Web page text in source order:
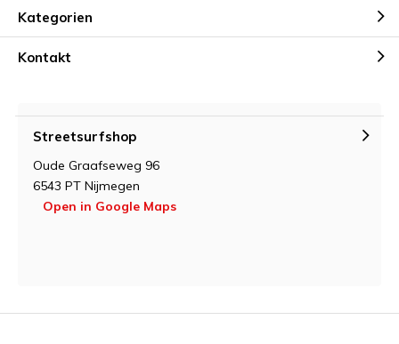
Kategorien
Kontakt
Streetsurfshop
Oude Graafseweg 96
6543 PT Nijmegen
Open in Google Maps